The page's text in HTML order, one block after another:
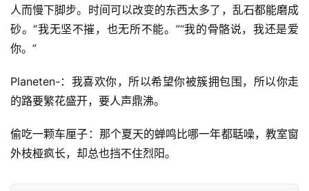
首
好
好
人而慢下脚步。时间可以改变的东西太多了，乱石都能磨成
砂。“我无坚不摧，也无所不能。”“我的骨骼说，我还是爱
你。”
Planeten-：我喜欢你，所以希望你被簇拥包围，所以你走
的路要繁花盛开，要人声鼎沸。
偷吃一颗车厘子：那个夏天的蝉鸣比哪一年都聒噪，教室窗
外枝桠疯长，却总也挡不住烈阳。